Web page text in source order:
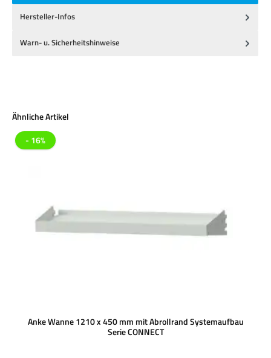
Hersteller-Infos
Warn- u. Sicherheitshinweise
Produktgalerie überspringen
Ähnliche Artikel
- 16%
Anke Wanne 1210 x 450 mm mit Abrollrand Systemaufbau
Serie CONNECT